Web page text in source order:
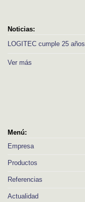
Noticias:
LOGITEC cumple 25 años
Ver más
Menú:
Empresa
Productos
Referencias
Actualidad